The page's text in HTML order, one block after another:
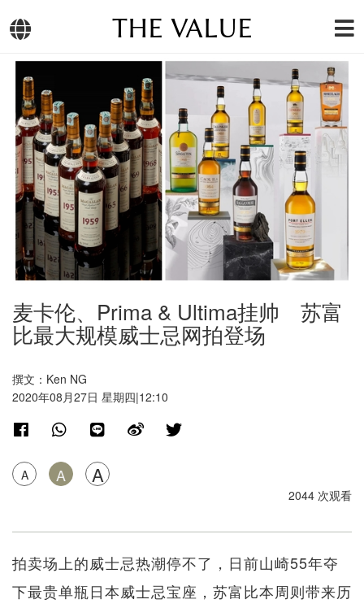
THE VALUE
麦卡伦、Prima & Ultima挂帅 苏富
比最大规模威士忌网拍登场
撰文：Ken NG
2020年08月27日 星期四|12:10
A A A
2044 次观看
拍卖场上的威士忌热潮停不了，日前山崎55年夺
下最贵单瓶日本威士忌宝座，苏富比本周则带来历